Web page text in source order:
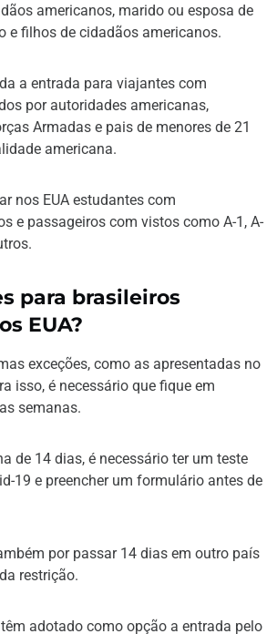
americanos, marido ou esposa de
e filhos de cidadãos americanos.
a entrada para viajantes com
por autoridades americanas,
Armadas e pais de menores de 21
americana.
nos EUA estudantes com
e passageiros com vistos como A-1, A-
para brasileiros
EUA?
exceções, como as apresentadas no
isso, é necessário que fique em
semanas.
de 14 dias, é necessário ter um teste
19 e preencher um formulário antes de
por passar 14 dias em outro país
restrição.
adotado como opção a entrada pelo